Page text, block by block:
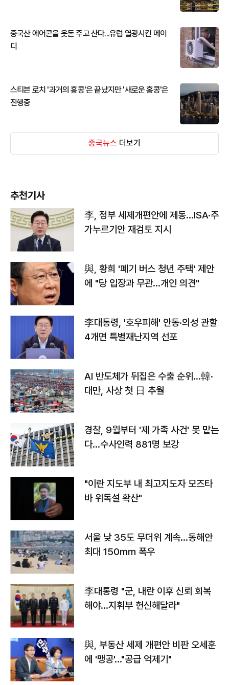
중국산 에어콘을 웃돈 주고 산다...유럽 열광시킨 메이
디
스티븐 로치 '과거의 홍콩'은 끝났지만 '새로운 홍콩'은
진행중
중국뉴스 더보기
추천기사
李, 정부 세제개편안에 제동…ISA·주
가누르기안 재검토 지시
與, 황희 '폐기 버스 청년 주택' 제안
에 "당 입장과 무관…개인 의견"
李대통령, '호우피해' 안동·의성 관할
4개면 특별재난지역 선포
AI 반도체가 뒤집은 수출 순위…韓·
대만, 사상 첫 日 추월
경찰, 9월부터 '제 가족 사건' 못 맡는
다…수사인력 881명 보강
"이란 지도부 내 최고지도자 모즈타
바 위독설 확산"
서울 낮 35도 무더위 계속…동해안
최대 150㎜ 폭우
李대통령 "군, 내란 이후 신뢰 회복
해야…지휘부 헌신해달라"
與, 부동산 세제 개편안 비판 오세훈
에 '맹공'…"공급 억제기"